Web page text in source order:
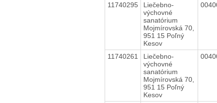
11740295
Liečebno-
výchovné
sanatórium
Mojmírovská 70,
951 15 Poľný
Kesov
11740261
Liečebno-
výchovné
sanatórium
Mojmírovská 70,
951 15 Poľný
Kesov